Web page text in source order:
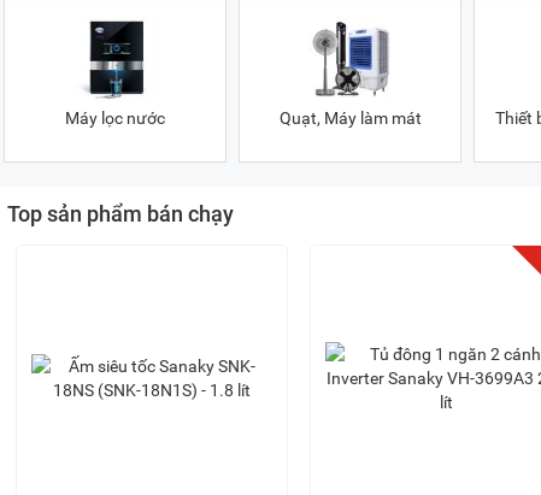
Máy lọc nước Quạt, Máy làm mát Thiết
Top sản phẩm bán chạy